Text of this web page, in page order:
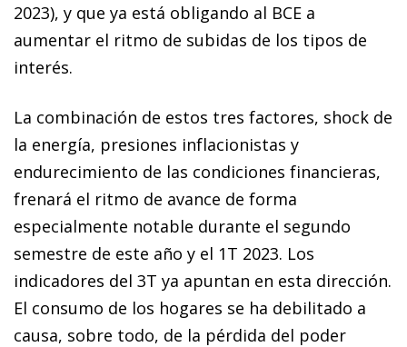
2023), y que ya está obligando al BCE a
aumentar el ritmo de subidas de los tipos de
interés.
La combinación de estos tres factores, shock de
la energía, presiones inflacionistas y
endurecimiento de las condiciones financieras,
frenará el ritmo de avance de forma
especialmente notable durante el segundo
semestre de este año y el 1T 2023. Los
indicadores del 3T ya apuntan en esta dirección.
El consumo de los hogares se ha debilitado a
causa, sobre todo, de la pérdida del poder